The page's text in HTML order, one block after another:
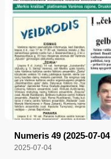
tylėti nebegalima…“
Numeris 49 (2025-07-
2025-07-04